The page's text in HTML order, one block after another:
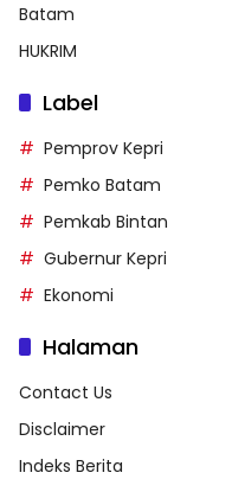
Batam
HUKRIM
Label
Pemprov Kepri
Pemko Batam
Pemkab Bintan
Gubernur Kepri
Ekonomi
Halaman
Contact Us
Disclaimer
Indeks Berita